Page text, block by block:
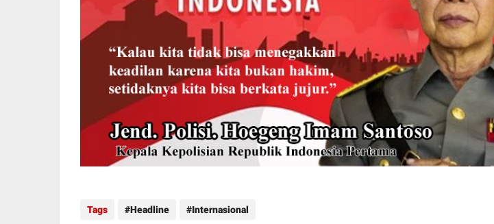
Tags Headline Internasional